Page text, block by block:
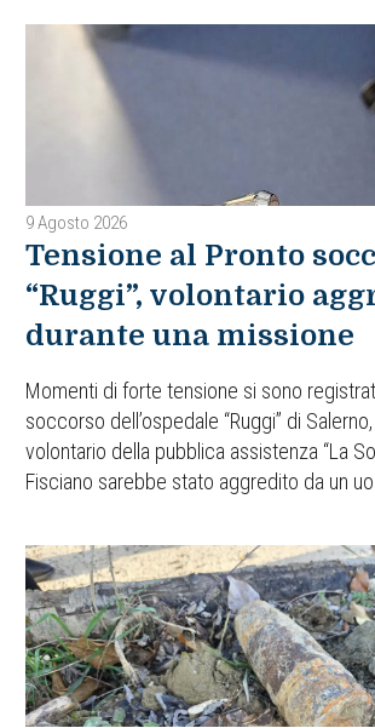
9 Agosto 2026
Tensione al Pronto
“Ruggi”, volontario
durante una missione
Momenti di forte tensione si sono
soccorso dell’ospedale “Ruggi” di
volontario della pubblica assistenza “La
Fisciano sarebbe stato aggredito da un